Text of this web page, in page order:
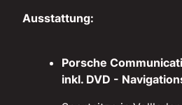
Ausstattung:
Porsche
inkl. DVD -